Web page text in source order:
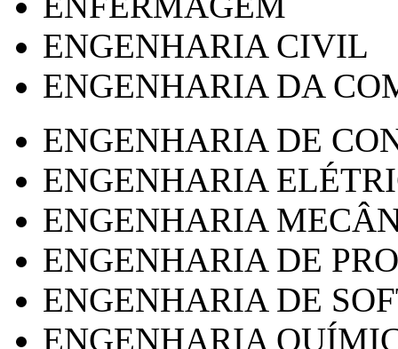
ENGENHARIA CIVIL
ENGENHARIA DA
ENGENHARIA DE
ENGENHARIA
ENGENHARIA
ENGENHARIA DE
ENGENHARIA DE
ENGENHARIA